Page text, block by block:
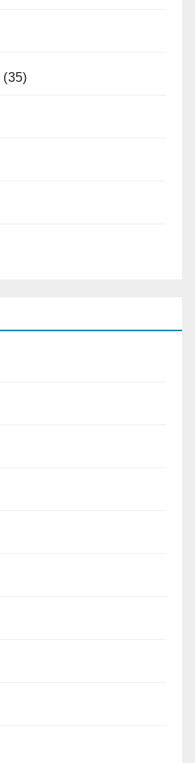
(35)